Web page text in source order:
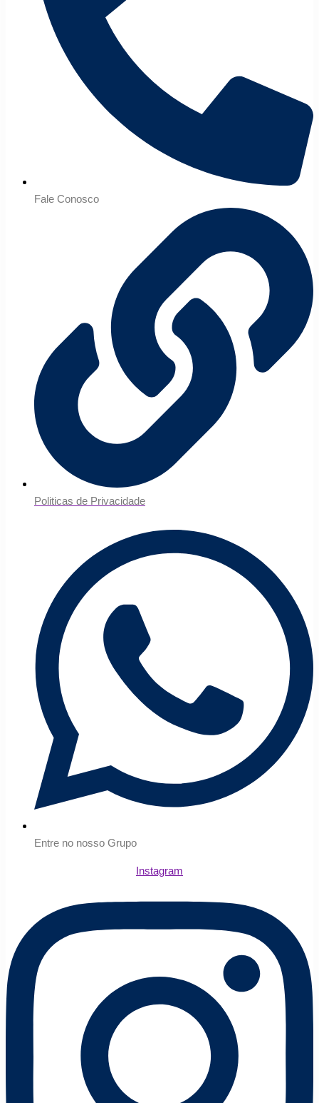
Fale Conosco
Politicas de Privacidade
Entre no nosso Grupo
Instagram